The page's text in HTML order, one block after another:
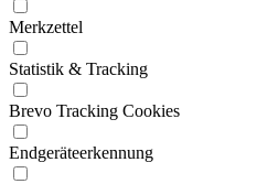
Merkzettel
Statistik & Tracking
Brevo Tracking Cookies
Endgeräteerkennung